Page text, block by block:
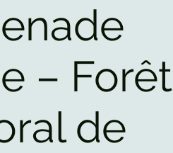
– Forêt
de